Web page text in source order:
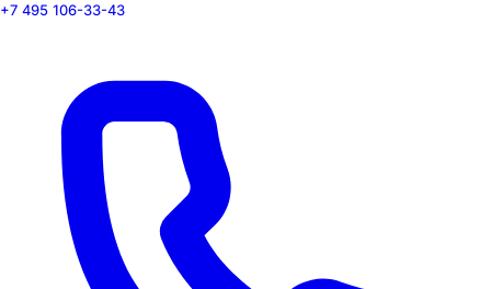
+7 495 106-33-43